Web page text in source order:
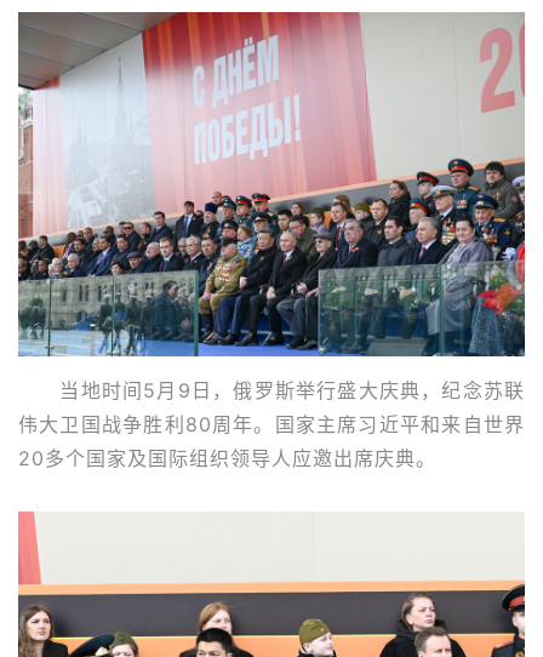
当地时间5月9日，俄罗斯举行盛大庆典，纪念苏联
伟大卫国战争胜利80周年。国家主席习近平和来自世界
20多个国家及国际组织领导人应邀出席庆典。